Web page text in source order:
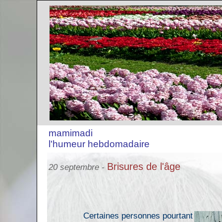
mamimadi
l'humeur hebdomadaire
20 septembre - Brisures de l'âge
Certaines personnes pourtant